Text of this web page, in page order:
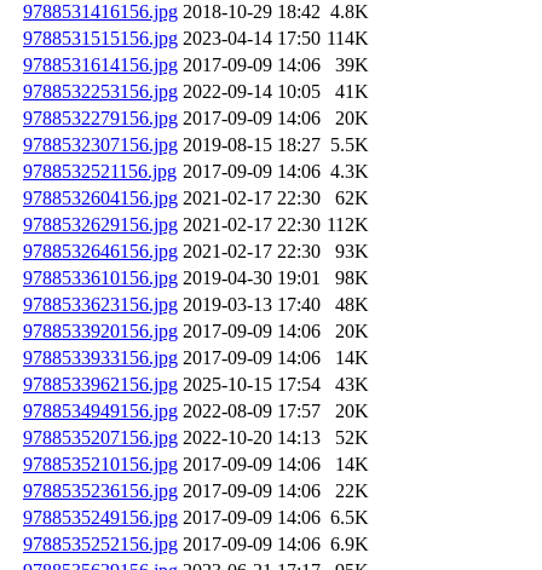
9788531416156.jpg 2018-10-29 18:42 4.8K
9788531515156.jpg 2023-04-14 17:50 114K
9788531614156.jpg 2017-09-09 14:06
39K
9788532253156.jpg 2022-09-14 10:05
41K
9788532279156.jpg 2017-09-09 14:06
20K
9788532307156.jpg 2019-08-15 18:27 5.5K
9788532521156.jpg 2017-09-09 14:06 4.3K
9788532604156.jpg 2021-02-17 22:30
62K
9788532629156.jpg 2021-02-17 22:30 112K
9788532646156.jpg 2021-02-17 22:30
93K
9788533610156.jpg 2019-04-30 19:01
98K
9788533623156.jpg 2019-03-13 17:40
48K
9788533920156.jpg 2017-09-09 14:06
20K
9788533933156.jpg 2017-09-09 14:06
14K
9788533962156.jpg 2025-10-15 17:54
43K
9788534949156.jpg 2022-08-09 17:57
20K
9788535207156.jpg 2022-10-20 14:13
52K
9788535210156.jpg 2017-09-09 14:06
14K
9788535236156.jpg 2017-09-09 14:06
22K
9788535249156.jpg 2017-09-09 14:06 6.5K
9788535252156.jpg 2017-09-09 14:06 6.9K